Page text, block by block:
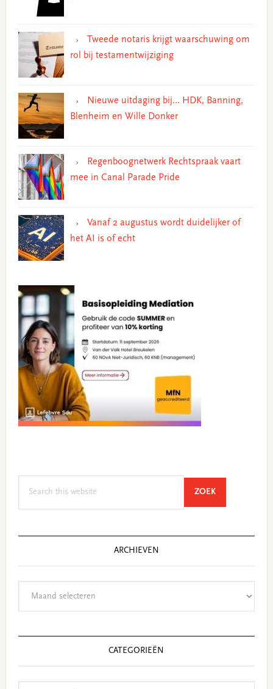
Tweede notaris krijgt waarschuwing om
rol bij testamentwijziging
Nieuwe uitdaging bij… HDK, Banning,
Blenheim en Wille Donker
Regenboognetwerk Rechtspraak vaart
mee in Canal Parade Pride
Vanaf 2 augustus wordt duidelijker of
het AI is of echt
ZOEKSEARCH
ARCHIEVEN
CATEGORIEËN